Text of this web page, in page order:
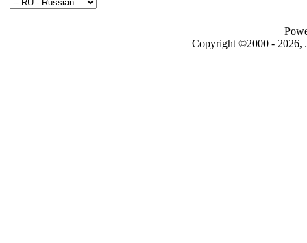
Copyright ©2000 - 2026,